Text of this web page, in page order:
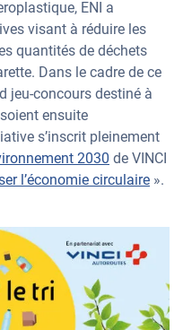
ENI a
visant à réduire les
quantités de déchets
Dans le cadre de ce
jeu-concours destiné à
ensuite
s’inscrit pleinement
2030 de VINCI
l’économie circulaire ».